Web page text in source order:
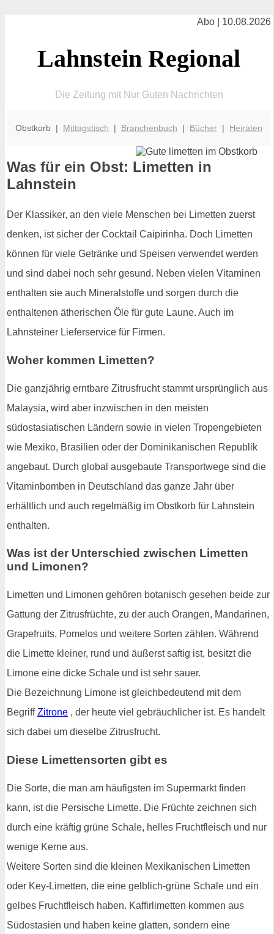
Abo | 10.08.2026
Lahnstein Regional
Die Zeitung mit Nur Guten Nachrichten
Obstkorb | Mittagstisch | Branchenbuch | Bücher | Heiraten
Was für ein Obst: Limetten in
Lahnstein
Der Klassiker, an den viele Menschen bei Limetten zuerst
denken, ist sicher der Cocktail Caipirinha. Doch Limetten
können für viele Getränke und Speisen verwendet werden
und sind dabei noch sehr gesund. Neben vielen Vitaminen
enthalten sie auch Mineralstoffe und sorgen durch die
enthaltenen ätherischen Öle für gute Laune. Auch im
Lahnsteiner Lieferservice für Firmen.
Woher kommen Limetten?
Die ganzjährig erntbare Zitrusfrucht stammt ursprünglich aus
Malaysia, wird aber inzwischen in den meisten
südostasiatischen Ländern sowie in vielen Tropengebieten
wie Mexiko, Brasilien oder der Dominikanischen Republik
angebaut. Durch global ausgebaute Transportwege sind die
Vitaminbomben in Deutschland das ganze Jahr über
erhältlich und auch regelmäßig im Obstkorb für Lahnstein
enthalten.
Was ist der Unterschied zwischen Limetten
und Limonen?
Limetten und Limonen gehören botanisch gesehen beide zur
Gattung der Zitrusfrüchte, zu der auch Orangen, Mandarinen,
Grapefruits, Pomelos und weitere Sorten zählen. Während
die Limette kleiner, rund und äußerst saftig ist, besitzt die
Limone eine dicke Schale und ist sehr sauer.
Die Bezeichnung Limone ist gleichbedeutend mit dem
BegriffZitrone , der heute viel gebräuchlicher ist. Es handelt
sich dabei um dieselbe Zitrusfrucht.
Diese Limettensorten gibt es
Die Sorte, die man am häufigsten im Supermarkt finden
kann, ist die Persische Limette. Die Früchte zeichnen sich
durch eine kräftig grüne Schale, helles Fruchtfleisch und nur
wenige Kerne aus.
Weitere Sorten sind die kleinen Mexikanischen Limetten
oder Key-Limetten, die eine gelblich-grüne Schale und ein
gelbes Fruchtfleisch haben. Kaffirlimetten kommen aus
Südostasien und haben keine glatten, sondern eine